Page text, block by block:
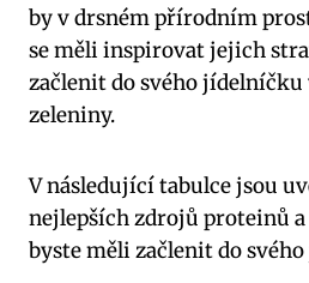
by v drsném přírodním
se měli inspirovat⁣ jejich
začlenit do svého
⁣zeleniny.
V následující tabulce jsou
nejlepších zdrojů ‌proteinů
byste měli začlenit ‍do‌